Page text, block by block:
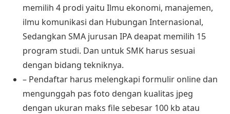
memilih 4 prodi yaitu Ilmu ekonomi, manajemen,
ilmu komunikasi dan Hubungan Internasional,
Sedangkan SMA jurusan IPA deapat memilih 15
program studi. Dan untuk SMK harus sesuai
dengan bidang tekniknya.
– Pendaftar harus melengkapi formulir online dan
mengunggah pas foto dengan kualitas jpeg
dengan ukuran maks file sebesar 100 kb atau